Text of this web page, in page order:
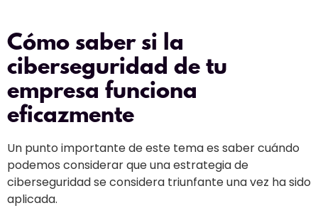
Cómo saber si la
ciberseguridad de tu
empresa funciona
eficazmente
Un punto importante de este tema es saber cuándo
podemos considerar que una estrategia de
ciberseguridad se considera triunfante una vez ha sido
aplicada.